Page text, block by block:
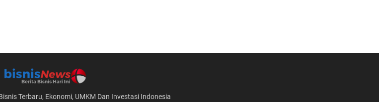
Terbaru, Ekonomi, UMKM Dan Investasi Indonesia